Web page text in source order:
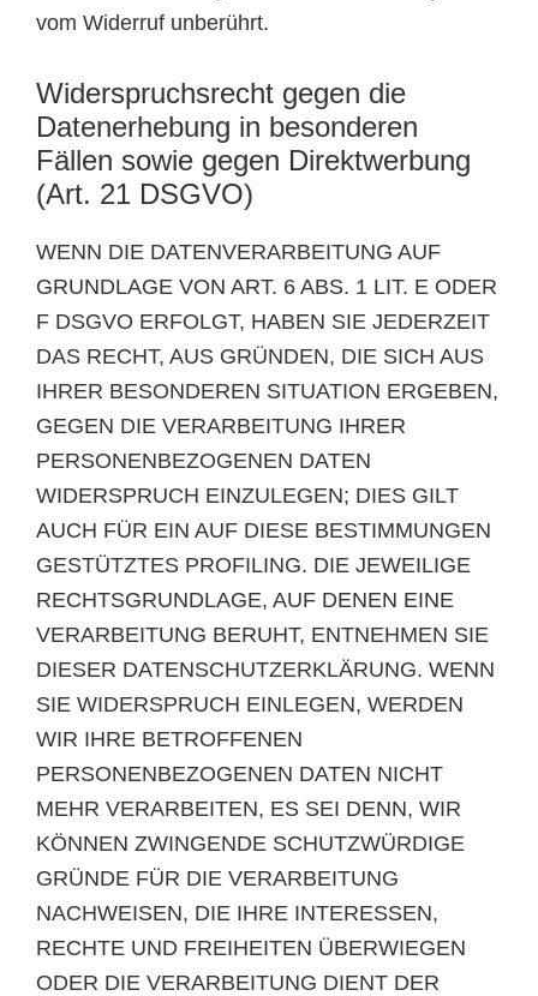
vom Widerruf unberührt.
Widerspruchsrecht gegen die
Datenerhebung in besonderen
Fällen sowie gegen Direktwerbung
(Art. 21 DSGVO)
WENN DIE DATENVERARBEITUNG AUF
GRUNDLAGE VON ART. 6 ABS. 1 LIT. E ODER
F DSGVO ERFOLGT, HABEN SIE JEDERZEIT
DAS RECHT, AUS GRÜNDEN, DIE SICH AUS
IHRER BESONDEREN SITUATION ERGEBEN,
GEGEN DIE VERARBEITUNG IHRER
PERSONENBEZOGENEN DATEN
WIDERSPRUCH EINZULEGEN; DIES GILT
AUCH FÜR EIN AUF DIESE BESTIMMUNGEN
GESTÜTZTES PROFILING. DIE JEWEILIGE
RECHTSGRUNDLAGE, AUF DENEN EINE
VERARBEITUNG BERUHT, ENTNEHMEN SIE
DIESER DATENSCHUTZERKLÄRUNG. WENN
SIE WIDERSPRUCH EINLEGEN, WERDEN
WIR IHRE BETROFFENEN
PERSONENBEZOGENEN DATEN NICHT
MEHR VERARBEITEN, ES SEI DENN, WIR
KÖNNEN ZWINGENDE SCHUTZWÜRDIGE
GRÜNDE FÜR DIE VERARBEITUNG
NACHWEISEN, DIE IHRE INTERESSEN,
RECHTE UND FREIHEITEN ÜBERWIEGEN
ODER DIE VERARBEITUNG DIENT DER